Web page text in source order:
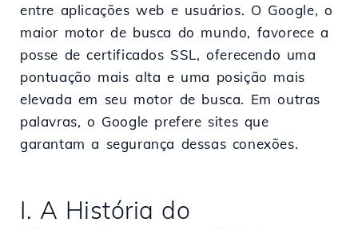
entre aplicações web e usuários. O Google, o
maior motor de busca do mundo, favorece a
posse de certificados SSL, oferecendo uma
pontuação mais alta e uma posição mais
elevada em seu motor de busca. Em outras
palavras, o Google prefere sites que
garantam a segurança dessas conexões.
I. A História do